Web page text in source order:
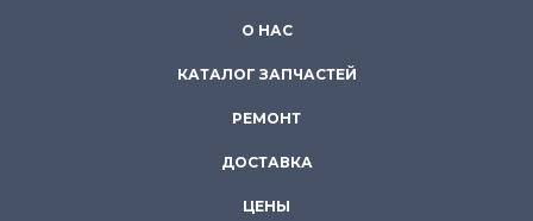
О НАС
КАТАЛОГ ЗАПЧАСТЕЙ
РЕМОНТ
ДОСТАВКА
ЦЕНЫ